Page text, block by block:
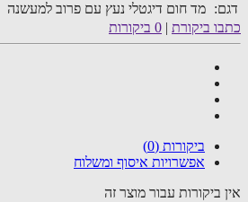
מד חום דיגטלי נעץ עם פרוב למעשנה
ביקורת|0 ביקורות
ביקורות (0)
אפשרויות איסוף ומשלוח
ביקורות עבור מוצר זה